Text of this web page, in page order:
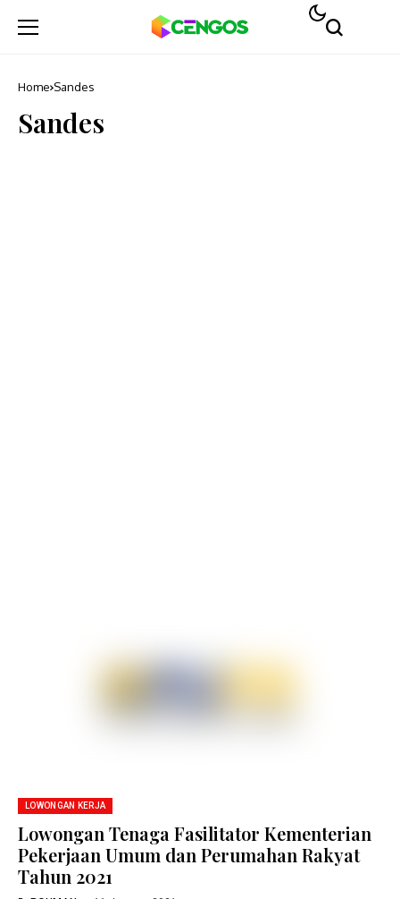
Home Sandes
Sandes
LOWONGAN KERJA
Lowongan Tenaga Fasilitator Kementerian
Pekerjaan Umum dan Perumahan Rakyat
Tahun 2021